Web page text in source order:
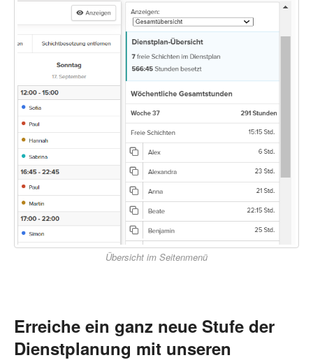
Übersicht im Seitenmenü
Erreiche ein ganz neue Stufe der
Dienstplanung mit unseren